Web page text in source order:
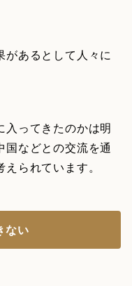
があるとして人々に
入ってきたのかは明
国などとの交流を通
られています。
ない